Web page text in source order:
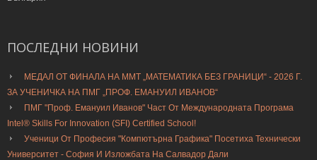
ПОСЛЕДНИ НОВИНИ
МЕДАЛ ОТ ФИНАЛА НА ММТ „МАТЕМАТИКА БЕЗ ГРАНИЦИ“ - 2026 Г.
ЗА УЧЕНИЧКА НА ПМГ „ПРОФ. ЕМАНУИЛ ИВАНОВ“
ПМГ "Проф. Емануил Иванов" Част От Международната Програма
Intel® Skills For Innovation (SFI) Certified School!
Ученици От Професия "Компютърна Графика" Посетиха Технически
Университет - София И Изложбата На Салвадор Дали